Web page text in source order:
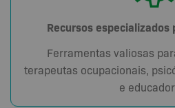
Recursos
Ferramentas valiosas
terapeutas ocupacionais,
e